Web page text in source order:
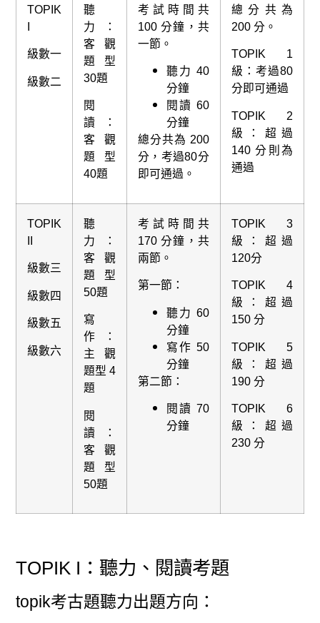
TOPIK
級數一
級數二
聽
力：
客觀
題型
30題
閱
讀：
客觀
題型
40題
考試時間共
100 分鐘，共
一節。
聽力 40
分鐘
閱讀 60
分鐘
總分共為 200
分，考過80分
即可通過。
總分共為
200 分。
TOPIK 1
級：考過80
分即可通過
TOPIK 2
級：超過
140 分則為
通過
TOPIK
級數三
級數四
級數五
級數六
聽
力：
客觀
題型
50題
寫
作：
主觀
題型 4
題
閱
讀：
客觀
題型
50題
考試時間共
170 分鐘，共
兩節。
第一節：
聽力 60
分鐘
寫作 50
分鐘
第二節：
閱讀 70
分鐘
TOPIK 3
級：超過
120分
TOPIK 4
級：超過
150 分
TOPIK 5
級：超過
190 分
TOPIK 6
級：超過
230 分
TOPIK I：聽力、閱讀考題
topik考古題聽力出題方向：